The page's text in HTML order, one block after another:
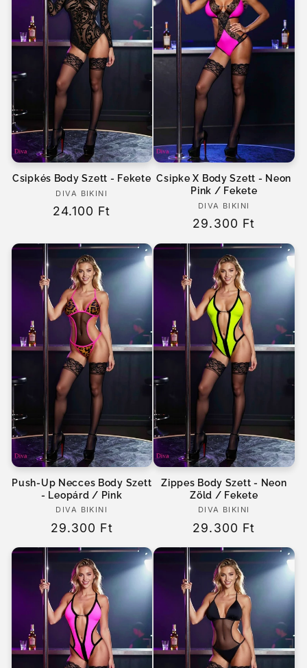
Csipkés Body Szett - Fekete
Forgalmazó:
DIVA BIKINI
Normál
24.100 Ft
Csipke X Body Szett - Neon
Pink / Fekete
Forgalmazó:
DIVA BIKINI
Normál
ár
29.300 Ft
Push-Up Necces Body Szett
- Leopárd / Pink
Forgalmazó:
DIVA BIKINI
Normál
ár
29.300 Ft
Zippes Body Szett - Neon
Zöld / Fekete
Forgalmazó:
DIVA BIKINI
Normál
ár
29.300 Ft